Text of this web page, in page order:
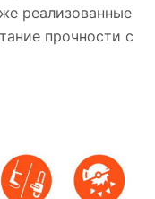
реализованные
прочности с